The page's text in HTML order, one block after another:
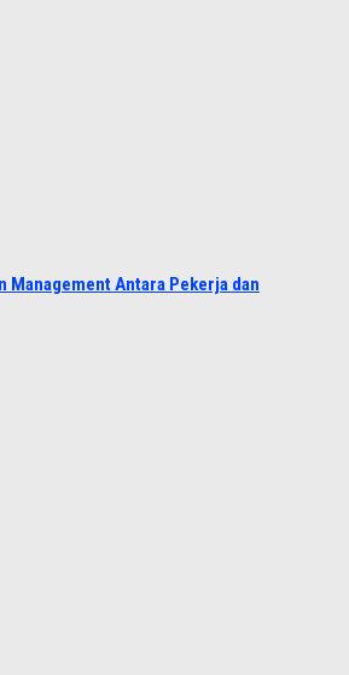
Management Antara Pekerja dan